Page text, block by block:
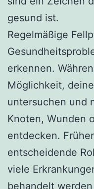
gesund ist.
Regelmäßige
erkennen.
Möglichkeit,
untersuchen und
Knoten, Wunden
entdecken.
entscheidende
viele
behandelt